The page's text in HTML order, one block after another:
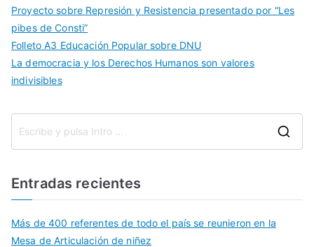
Proyecto sobre Represión y Resistencia presentado por “Les
pibes de Consti”
Folleto A3 Educación Popular sobre DNU
La democracia y los Derechos Humanos son valores
indivisibles
Entradas recientes
Más de 400 referentes de todo el país se reunieron en la
Mesa de Articulación de niñez